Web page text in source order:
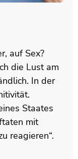
auf Sex?
die Lust am
In der
Staates
mit
reagieren“.